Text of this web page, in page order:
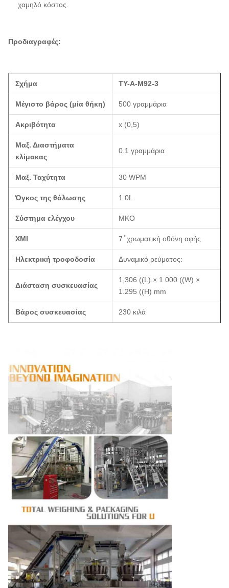
χαμηλό κόστος.
Προδιαγραφές:
Σχήμα TY-A-M92-3
Μέγιστο βάρος (μία θήκη) 500 γραμμάρια
Ακριβότητα x (0,5)
Μαξ. Διαστήματα
κλίμακας
0.1 γραμμάρια
Μαξ. Ταχύτητα 30 WPM
Όγκος της θόλωσης 1.0L
Σύστημα ελέγχου ΜΚΟ
ΧΜΙ 7 ̊ χρωματική οθόνη αφής
Ηλεκτρική τροφοδοσία Δυναμικό ρεύματος:
Διάσταση συσκευασίας
1,306 ((L) × 1.000 ((W) ×
1.295 ((H) mm
Βάρος συσκευασίας 230 κιλά